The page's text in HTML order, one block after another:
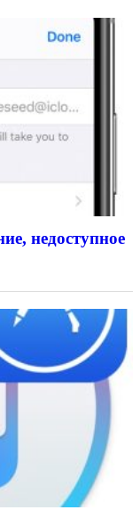
недоступное